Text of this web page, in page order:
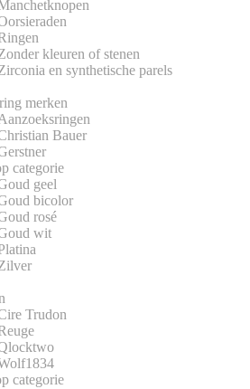
kleuren of stenen
en synthetische parels
merken
Bauer
categorie
geel
bicolor
rosé
wit
Trudon
categorie